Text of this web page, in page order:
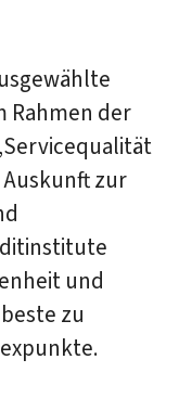
Rahmen der
zur
und
zu